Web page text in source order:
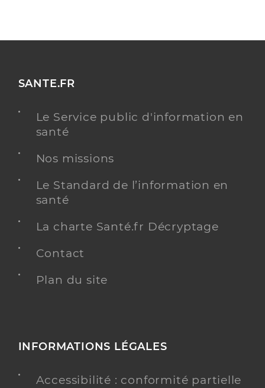
SANTE.FR
Le Service public d'information en
santé
Nos missions
Le Standard de l’information en
santé
La charte Santé.fr Décryptage
Contact
Plan du site
INFORMATIONS LÉGALES
Accessibilité : conformité partielle